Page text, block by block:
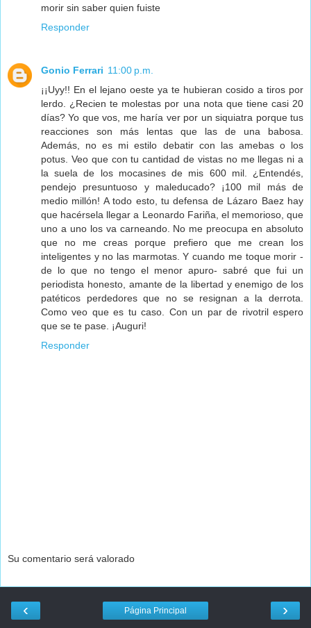
morir sin saber quien fuiste
Responder
Gonio Ferrari 11:00 p.m.
¡¡Uyy!! En el lejano oeste ya te hubieran cosido a tiros por
lerdo. ¿Recien te molestas por una nota que tiene casi 20
días? Yo que vos, me haría ver por un siquiatra porque tus
reacciones son más lentas que las de una babosa.
Además, no es mi estilo debatir con las amebas o los
potus. Veo que con tu cantidad de vistas no me llegas ni a
la suela de los mocasines de mis 600 mil. ¿Entendés,
pendejo presuntuoso y maleducado? ¡100 mil más de
medio millón! A todo esto, tu defensa de Lázaro Baez hay
que hacérsela llegar a Leonardo Fariña, el memorioso, que
uno a uno los va carneando. No me preocupa en absoluto
que no me creas porque prefiero que me crean los
inteligentes y no las marmotas. Y cuando me toque morir -
de lo que no tengo el menor apuro- sabré que fui un
periodista honesto, amante de la libertad y enemigo de los
patéticos perdedores que no se resignan a la derrota.
Como veo que es tu caso. Con un par de rivotril espero
que se te pase. ¡Auguri!
Responder
Su comentario será valorado
‹ ›
Página Principal